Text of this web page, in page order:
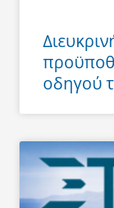
οδηγού